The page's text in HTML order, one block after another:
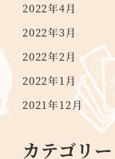
2022年4月
2022年3月
2022年2月
2022年1月
2021年12月
カテゴリー